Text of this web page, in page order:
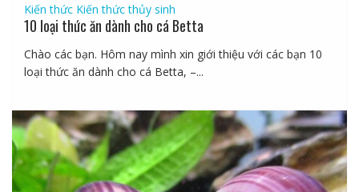
Kiến thức Kiến thức thủy sinh
10 loại thức ăn dành cho cá Betta
Chào các bạn. Hôm nay mình xin giới thiệu với các bạn 10
loại thức ăn dành cho cá Betta, –...